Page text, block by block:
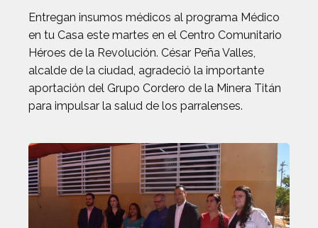
Entregan insumos médicos al programa Médico
en tu Casa este martes en el Centro Comunitario
Héroes de la Revolución. César Peña Valles,
alcalde de la ciudad, agradeció la importante
aportación del Grupo Cordero de la Minera Titán
para impulsar la salud de los parralenses.